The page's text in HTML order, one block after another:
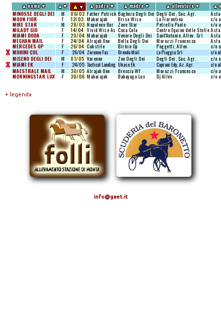
▲nome▼ ▲▼ ▲▼ ▲padre▼ ▲madre▼ ▲allevatore▼ ▲
MINOSSE DEGLI DEI M 06/03 Father Patrick Baghera Degli Dei Degli Dei, Soc. Agr. Asta
MOON FIOR F 12/03 Maharajah Brise Wise La Fiorentina c/o
MIKE STAR M 28/03 Napoleon Bar Zoee Star Petrella Paolo c/o
MILADY GIO F 14/04 Vivid Wise As Coca Cola Centro Equino delle Stelle Asta
MIAMI DODA F 20/04 Maharajah Venere Degli Dei Sant'Antonio, Allev. Srl Asta
MEGHAN MAIL F 24/04 Alrajah One Bella Degli Dei Morozzi Francesco Asta
MERCEDES OP F 26/04 Cokstile Birkin Op Poggetti, Allev. c/o
X MOHINI COL F 26/04 Zarenne Fas Brenda Mail La Piaggia Srl
c/o
MISENO DEGLI DEI
M 01/05 Varenne Zoe Degli Dei Degli Dei, Soc. Agr. c/o
X MIAMI EK F 24/05 Tactical Landing Ukase Ek Caprani Edy, Az. Agr.
c/o
MAESTRALE MAIL
M 30/05 Alrajah One Breccia Wf Morozzi Francesco c/o
MORNINGSTAR LUX F 30/06 Maharajah Babayaga Lux Dj Allev. c/o
+ legenda
info@gaet.it